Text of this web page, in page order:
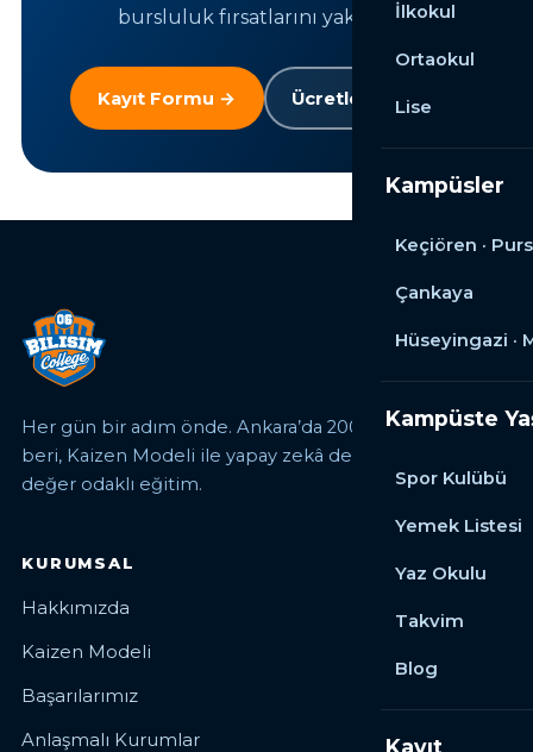
İlkokul
Ortaokul
Lise
Kampüsler
Keçiören ·
Çankaya
Hüseyingazi ·
Kampüste
Spor Kulübü
Yemek Listesi
Yaz Okulu
Takvim
Blog
Kayıt
bursluluk fırsatlarını yakalayın.
Kayıt Formu → Ücretleri Gör →
Her gün bir adım önde. Ankara’da 2006’dan
beri, Kaizen Modeli ile yapay zekâ destekli,
değer odaklı eğitim.
KURUMSAL
Hakkımızda
Kaizen Modeli
Başarılarımız
Anlaşmalı Kurumlar